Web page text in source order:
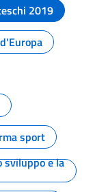
2019
sport
sviluppo e la